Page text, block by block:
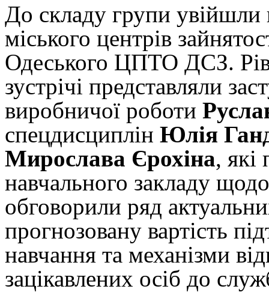
До складу групи увійшли
міського центрів
Одеського ЦПТО ДСЗ.
зустрічі представляли
виробничої роботи
спецдисциплін Юлія
Мирослава Єрохіна, які
навчального закладу
обговорили ряд
прогнозовану вартість
навчання та механізми
зацікавлених осіб до